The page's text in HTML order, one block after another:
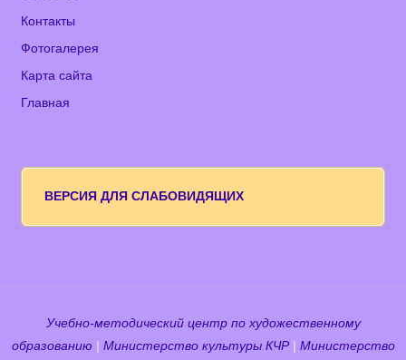
Контакты
Фотогалерея
Карта сайта
Главная
ВЕРСИЯ ДЛЯ СЛАБОВИДЯЩИХ
Учебно-методический центр по художественному
образованию
Министерство культуры КЧР| Министерство